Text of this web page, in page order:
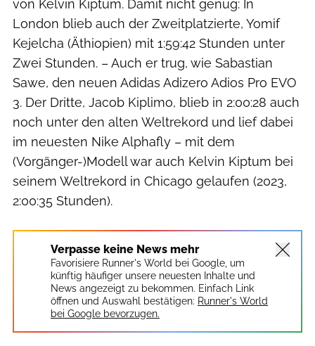
von Kelvin Kiptum. Damit nicht genug: In
London blieb auch der Zweitplatzierte, Yomif
Kejelcha (Äthiopien) mit 1:59:42 Stunden unter
Zwei Stunden. – Auch er trug, wie Sabastian
Sawe, den neuen Adidas Adizero Adios Pro EVO
3. Der Dritte, Jacob Kiplimo, blieb in 2:00:28 auch
noch unter den alten Weltrekord und lief dabei
im neuesten Nike Alphafly – mit dem
(Vorgänger-)Modell war auch Kelvin Kiptum bei
seinem Weltrekord in Chicago gelaufen (2023,
2:00:35 Stunden).
Verpasse keine News mehr
Favorisiere Runner's World bei Google, um
künftig häufiger unsere neuesten Inhalte und
News angezeigt zu bekommen. Einfach Link
öffnen und Auswahl bestätigen: Runner's World
bei Google bevorzugen.